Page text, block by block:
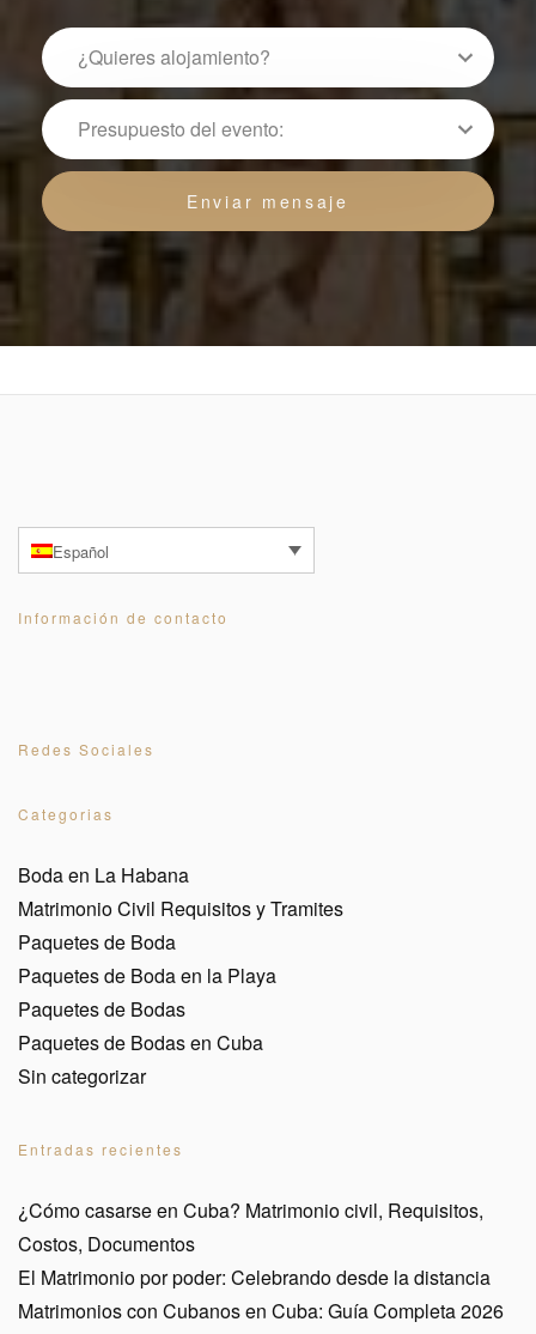
Español
Información de contacto
Redes Sociales
Categorias
Boda en La Habana
Matrimonio Civil Requisitos y Tramites
Paquetes de Boda
Paquetes de Boda en la Playa
Paquetes de Bodas
Paquetes de Bodas en Cuba
Sin categorizar
Entradas recientes
¿Cómo casarse en Cuba? Matrimonio civil, Requisitos,
Costos, Documentos
El Matrimonio por poder: Celebrando desde la distancia
Matrimonios con Cubanos en Cuba: Guía Completa 2026